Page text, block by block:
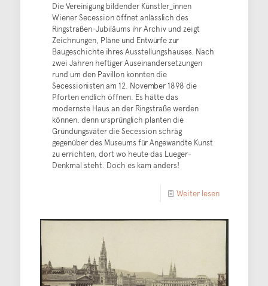
Die Vereinigung bildender Künstler_innen
Wiener Secession öffnet anlässlich des
Ringstraßen-Jubiläums ihr Archiv und zeigt
Zeichnungen, Pläne und Entwürfe zur
Baugeschichte ihres Ausstellungshauses. Nach
zwei Jahren heftiger Auseinandersetzungen
rund um den Pavillon konnten die
Secessionisten am 12. November 1898 die
Pforten endlich öffnen. Es hätte das
modernste Haus an der Ringstraße werden
können, denn ursprünglich planten die
Gründungsväter die Secession schräg
gegenüber des Museums für Angewandte Kunst
zu errichten, dort wo heute das Lueger-
Denkmal steht. Doch es kam anders!
Weiter lesen